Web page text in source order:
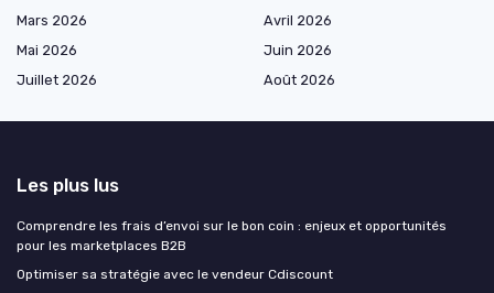
Mars 2026
Avril 2026
Mai 2026
Juin 2026
Juillet 2026
Août 2026
Les plus lus
Comprendre les frais d’envoi sur le bon coin : enjeux et opportunités
pour les marketplaces B2B
Optimiser sa stratégie avec le vendeur Cdiscount